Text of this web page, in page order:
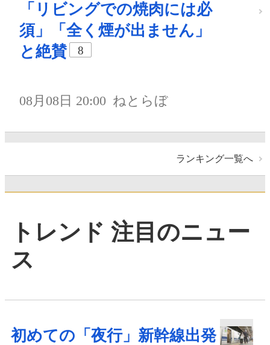
「リビングでの焼肉には必
須」「全く煙が出ません」
と絶賛
8
08月08日 20:00 ねとらぼ
ランキング一覧へ
トレンド 注目のニュー
ス
初めての「夜行」新幹線出発